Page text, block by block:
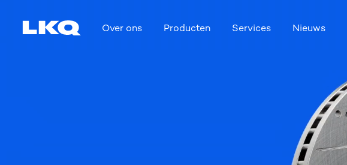
Main navigation
Over ons Producten Services Nieuws